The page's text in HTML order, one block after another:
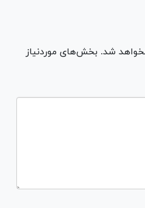
شد. بخش‌های موردنیاز